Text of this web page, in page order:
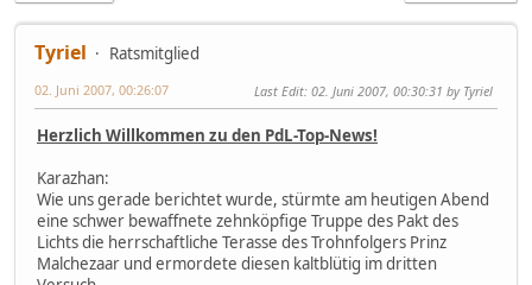
Tyriel Ratsmitglied
02. Juni 2007, 00:26:07 Last Edit: 02. Juni 2007, 00:30:31 by Tyriel
Herzlich Willkommen zu den PdL-Top-News!
Karazhan:
Wie uns gerade berichtet wurde, stürmte am heutigen Abend
eine schwer bewaffnete zehnköpfige Truppe des Pakt des
Lichts die herrschaftliche Terasse des Trohnfolgers Prinz
Malchezaar und ermordete diesen kaltblütig im dritten